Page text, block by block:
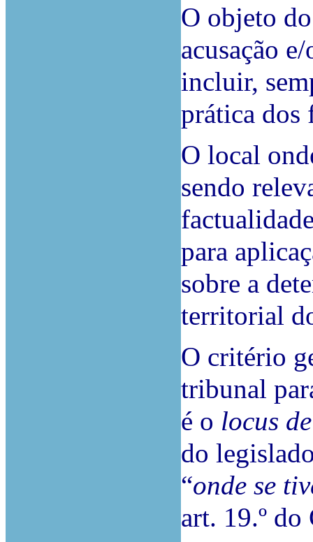
O objeto
acusação
incluir,
prática dos
O local
sendo
para
sobre a
territorial
O critério
tribunal
é o locus
do
“onde se
art. 19.º do